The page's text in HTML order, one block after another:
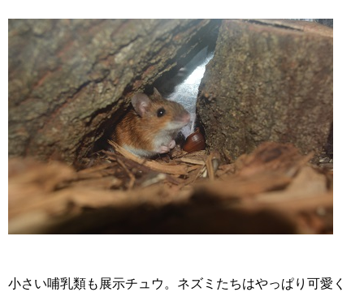
小さい哺乳類も展示チュウ。ネズミたちはやっぱり可愛く